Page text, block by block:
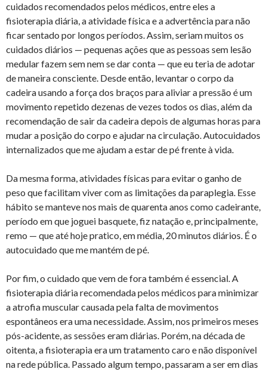
cuidados recomendados pelos médicos, entre eles a
fisioterapia diária, a atividade física e a advertência para não
ficar sentado por longos períodos. Assim, seriam muitos os
cuidados diários — pequenas ações que as pessoas sem lesão
medular fazem sem nem se dar conta — que eu teria de adotar
de maneira consciente. Desde então, levantar o corpo da
cadeira usando a força dos braços para aliviar a pressão é um
movimento repetido dezenas de vezes todos os dias, além da
recomendação de sair da cadeira depois de algumas horas para
mudar a posição do corpo e ajudar na circulação. Autocuidados
internalizados que me ajudam a estar de pé frente à vida.
Da mesma forma, atividades físicas para evitar o ganho de
peso que facilitam viver com as limitações da paraplegia. Esse
hábito se manteve nos mais de quarenta anos como cadeirante,
período em que joguei basquete, fiz natação e, principalmente,
remo — que até hoje pratico, em média, 20 minutos diários. É o
autocuidado que me mantém de pé.
Por fim, o cuidado que vem de fora também é essencial. A
fisioterapia diária recomendada pelos médicos para minimizar
a atrofia muscular causada pela falta de movimentos
espontâneos era uma necessidade. Assim, nos primeiros meses
pós-acidente, as sessões eram diárias. Porém, na década de
oitenta, a fisioterapia era um tratamento caro e não disponível
na rede pública. Passado algum tempo, passaram a ser em dias